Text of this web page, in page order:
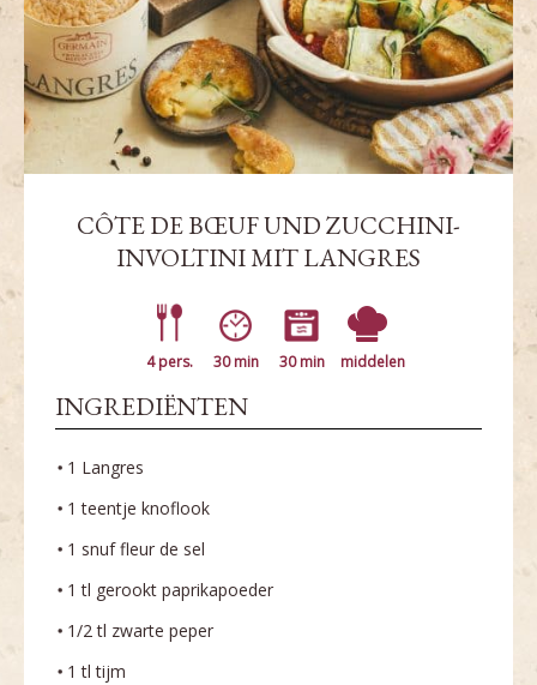
CÔTE DE BŒUF UND ZUCCHINI-
INVOLTINI MIT LANGRES
4 pers. 30 min 30 min middelen
INGREDIËNTEN
1 Langres
1 teentje knoflook
1 snuf fleur de sel
1 tl gerookt paprikapoeder
1/2 tl zwarte peper
1 tl tijm